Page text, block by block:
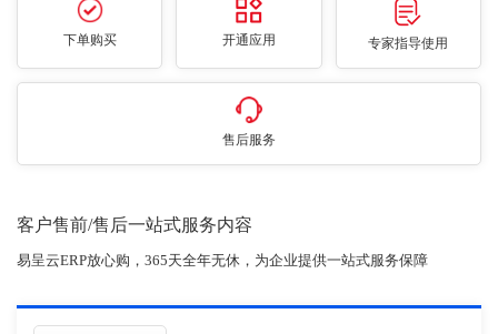
下单购买 开通应用 专家指导使用
售后服务
客户售前/售后一站式服务内容
易呈云ERP放心购，365天全年无休，为企业提供一站式服务保障